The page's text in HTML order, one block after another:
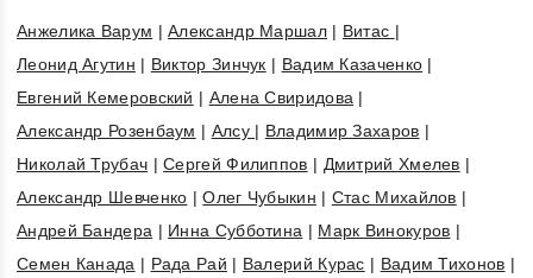
Анжелика Варум |Александр Маршал| Витас |
Леонид Агутин | Виктор Зинчук | Вадим Казаченко |
Евгений Кемеровский | Алена Свиридова |
Александр Розенбаум | Алсу | Владимир Захаров |
Николай Трубач |Сергей Филиппов | Дмитрий Хмелев |
Александр Шевченко |Олег Чубыкин | Стас Михайлов |
Андрей Бандера | Инна Субботина | Марк Винокуров |
Семен Канада | Рада Рай | Валерий Курас | Вадим Тихонов |